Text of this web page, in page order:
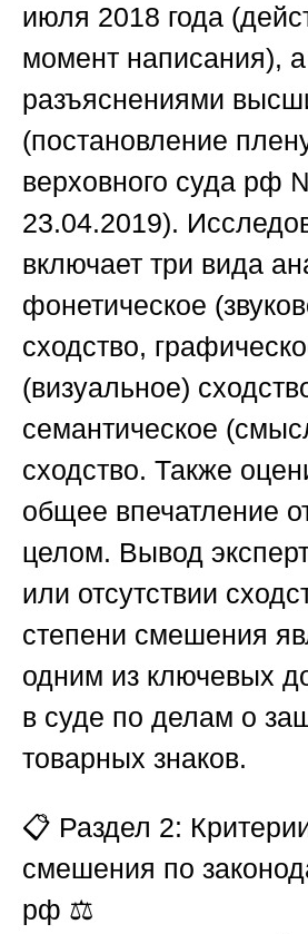
июля 2018 года
момент написания),
разъяснениями
(постановление
верховного суда рф
23.04.2019).
включает три вида
фонетическое
сходство,
(визуальное)
семантическое
сходство. Также
общее впечатление
целом. Вывод
или отсутствии
степени смешения
одним из ключевых
в суде по делам о
товарных знаков.
📋 Раздел 2:
смешения по
рф ⚖️